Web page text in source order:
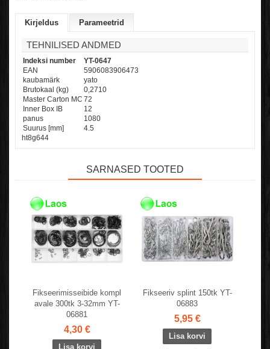
Kirjeldus Parameetrid
TEHNILISED ANDMED
Indeksi number
YT-0647
EAN
5906083906473
kaubamärk
yato
Brutokaal (kg)
0,2710
Master Carton MC 72
Inner Box IB
12
panus
1080
Suurus [mm]
4.5
ht8g644
SARNASED TOOTED
Fikseerimisseibide kompl
avale 300tk 3-32mm YT-
06881
4,30 €
Fikseeriv splint 150tk YT-
06883
5,95 €